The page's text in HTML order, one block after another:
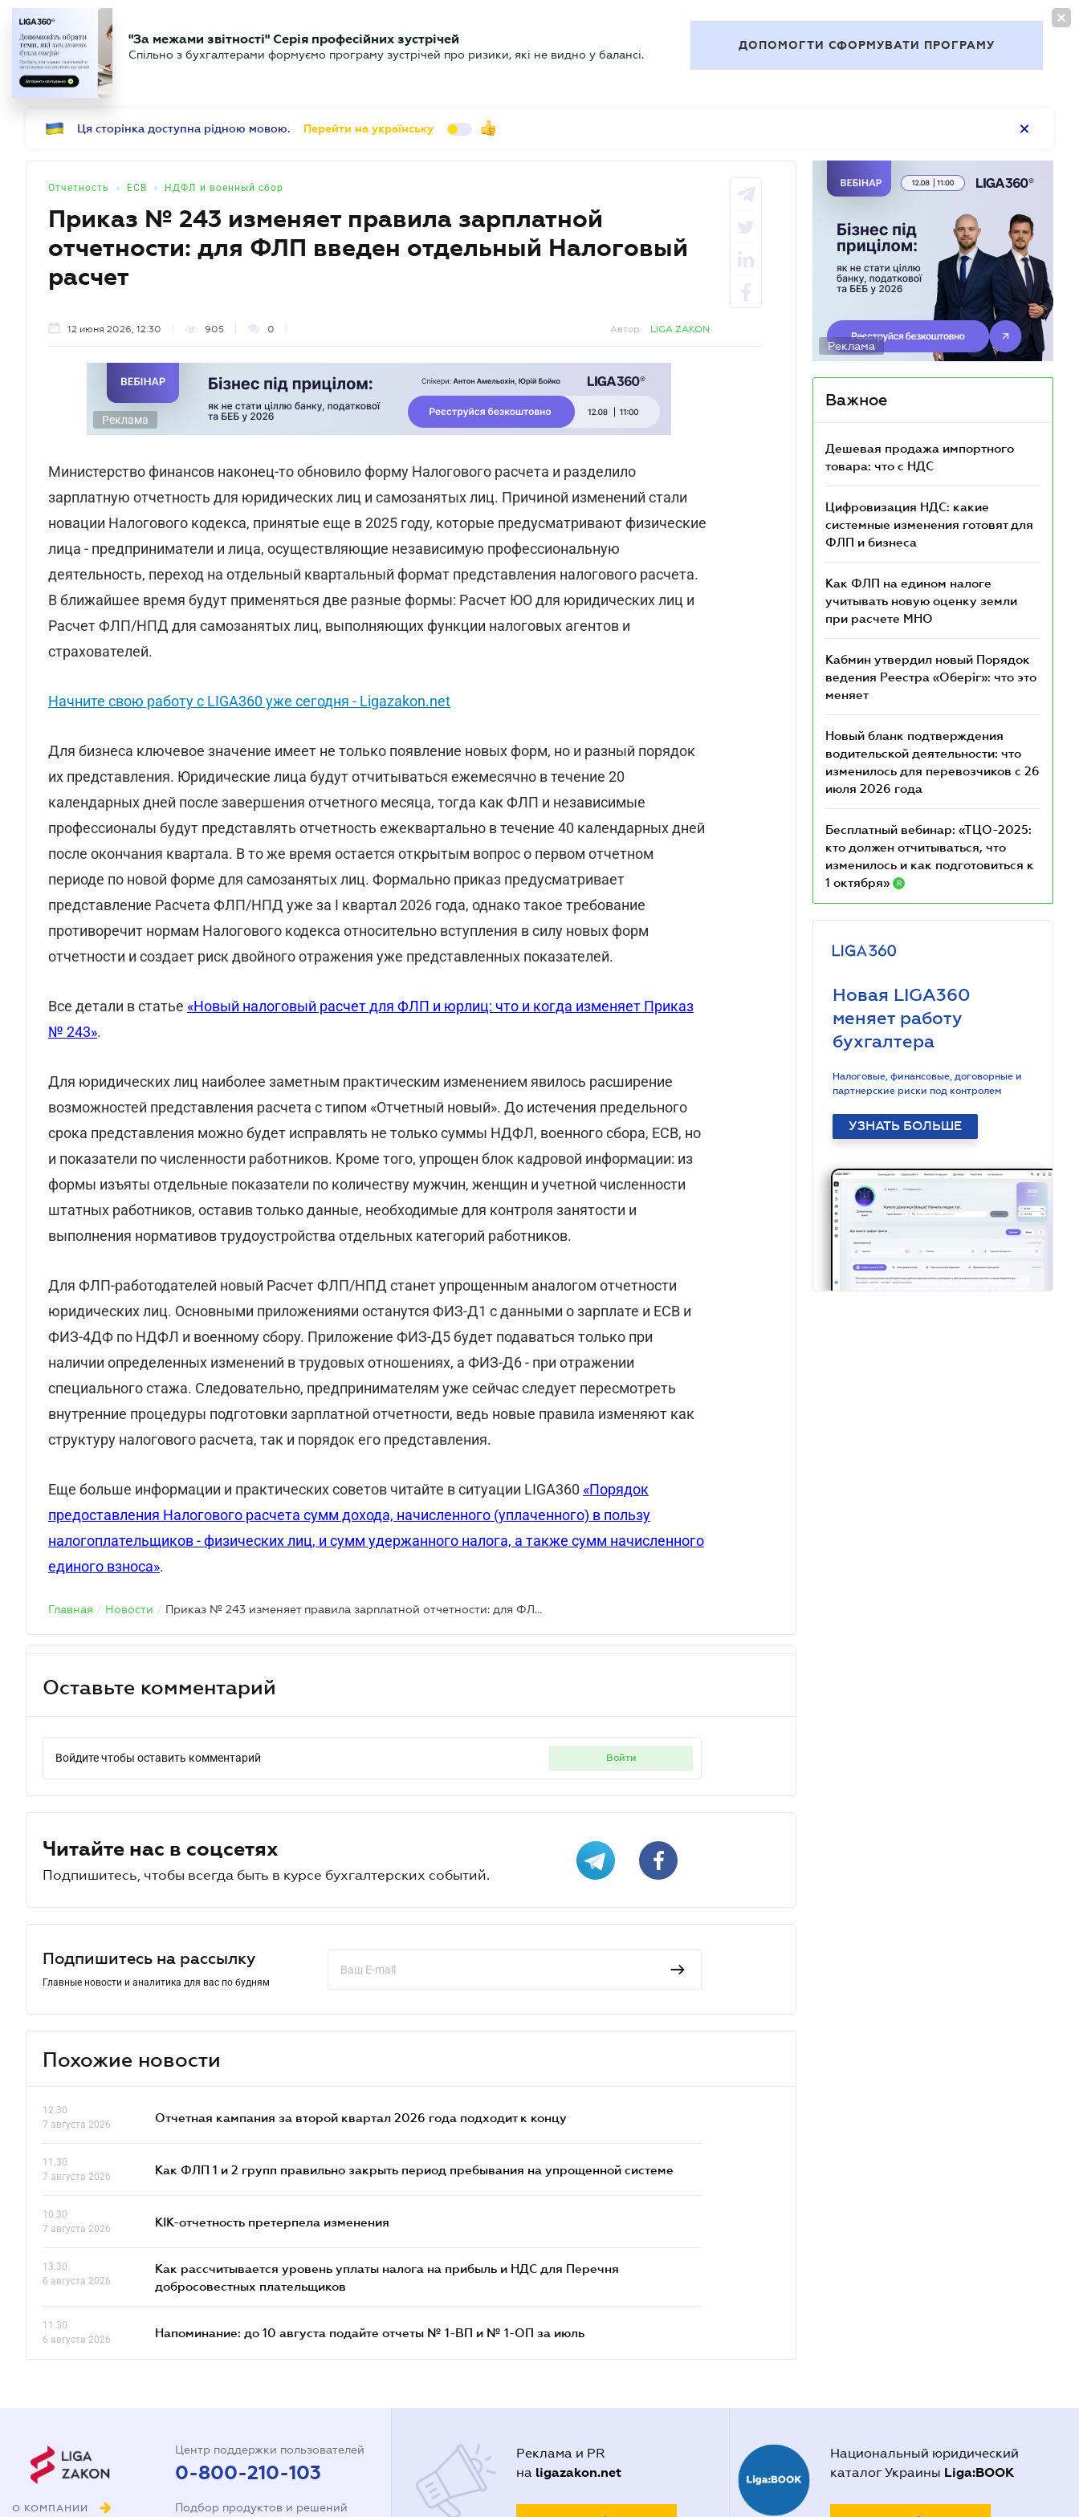
БУХГАЛТЕР Новости Аналитика Календарь Актуально
"За межами звітності" Серія професійних зустрічей
Спільно з бухгалтерами формуємо програму зустрічей про ризики, які не видно у балансі.
ДОПОМОГТИ СФОРМУВАТИ ПРОГРАМУ
Ця сторінка доступна рідною мовою. Перейти на українську
Отчетность • ЕСВ • НДФЛ и военный сбор
Приказ № 243 изменяет правила зарплатной
отчетности: для ФЛП введен отдельный Налоговый
расчет
12 июня 2026, 12:30 905 0 Автор: LIGA ZAKON
Реклама
Министерство финансов наконец-то обновило форму Налогового расчета и разделило
зарплатную отчетность для юридических лиц и самозанятых лиц. Причиной изменений стали
новации Налогового кодекса, принятые еще в 2025 году, которые предусматривают физические
лица - предприниматели и лица, осуществляющие независимую профессиональную
деятельность, переход на отдельный квартальный формат представления налогового расчета.
В ближайшее время будут применяться две разные формы: Расчет ЮО для юридических лиц и
Расчет ФЛП/НПД для самозанятых лиц, выполняющих функции налоговых агентов и
страхователей.
Начните свою работу с LIGA360 уже сегодня - Ligazakon.net
Для бизнеса ключевое значение имеет не только появление новых форм, но и разный порядок
их представления. Юридические лица будут отчитываться ежемесячно в течение 20
календарных дней после завершения отчетного месяца, тогда как ФЛП и независимые
профессионалы будут представлять отчетность ежеквартально в течение 40 календарных дней
после окончания квартала. В то же время остается открытым вопрос о первом отчетном
периоде по новой форме для самозанятых лиц. Формально приказ предусматривает
представление Расчета ФЛП/НПД уже за I квартал 2026 года, однако такое требование
противоречит нормам Налогового кодекса относительно вступления в силу новых форм
отчетности и создает риск двойного отражения уже представленных показателей.
Все детали в статье «Новый налоговый расчет для ФЛП и юрлиц: что и когда изменяет Приказ
№ 243».
Для юридических лиц наиболее заметным практическим изменением явилось расширение
возможностей представления расчета с типом «Отчетный новый». До истечения предельного
срока представления можно будет исправлять не только суммы НДФЛ, военного сбора, ЕСВ, но
и показатели по численности работников. Кроме того, упрощен блок кадровой информации: из
формы изъяты отдельные показатели по количеству мужчин, женщин и учетной численности
штатных работников, оставив только данные, необходимые для контроля занятости и
выполнения нормативов трудоустройства отдельных категорий работников.
Для ФЛП-работодателей новый Расчет ФЛП/НПД станет упрощенным аналогом отчетности
юридических лиц. Основными приложениями останутся ФИЗ-Д1 с данными о зарплате и ЕСВ и
ФИЗ-4ДФ по НДФЛ и военному сбору. Приложение ФИЗ-Д5 будет подаваться только при
наличии определенных изменений в трудовых отношениях, а ФИЗ-Д6 - при отражении
специального стажа. Следовательно, предпринимателям уже сейчас следует пересмотреть
внутренние процедуры подготовки зарплатной отчетности, ведь новые правила изменяют как
структуру налогового расчета, так и порядок его представления.
Еще больше информации и практических советов читайте в ситуации LIGA360 «Порядок
предоставления Налогового расчета сумм дохода, начисленного (уплаченного) в пользу
налогоплательщиков - физических лиц, и сумм удержанного налога, а также сумм начисленного
единого взноса».
Главная / Новости / Приказ № 243 изменяет правила зарплатной отчетности: для ФЛП введен отдельный Налоговый расчет
Оставьте комментарий
Войдите чтобы оставить комментарий войти
Читайте нас в соцсетях
Подпишитесь, чтобы всегда быть в курсе бухгалтерских событий.
Подпишитесь на рассылку
Главные новости и аналитика для вас по будням
Похожие новости
12.30
7 августа 2026
Отчетная кампания за второй квартал 2026 года подходит к концу
11.30
7 августа 2026
Как ФЛП 1 и 2 групп правильно закрыть период пребывания на упрощенной системе
10.30
7 августа 2026
КІК-отчетность претерпела изменения
13.30
6 августа 2026
Как рассчитывается уровень уплаты налога на прибыль и НДС для Перечня
добросовестных плательщиков
11.30
6 августа 2026
Напоминание: до 10 августа подайте отчеты № 1-ВП и № 1-ОП за июль
Реклама
Важное
Дешевая продажа импортного
товара: что c НДС
Цифровизация НДС: какие
системные изменения готовят для
ФЛП и бизнеса
Как ФЛП на едином налоге
учитывать новую оценку земли
при расчете МНО
Кабмин утвердил новый Порядок
ведения Реестра «Оберіг»: что это
меняет
Новый бланк подтверждения
водительской деятельности: что
изменилось для перевозчиков с 26
июля 2026 года
Бесплатный вебинар: «ТЦО-2025:
кто должен отчитываться, что
изменилось и как подготовиться к
1 октября»
R
Новая LIGA360
меняет работу
бухгалтера
Налоговые, финансовые, договорные и
партнерские риски под контролем
УЗНАТЬ БОЛЬШЕ
О КОМПАНИИ
Центр поддержки пользователей
0-800-210-103
Подбор продуктов и решений
Реклама и PR
на ligazakon.net
Национальный юридический
каталог Украины Liga:BOOK